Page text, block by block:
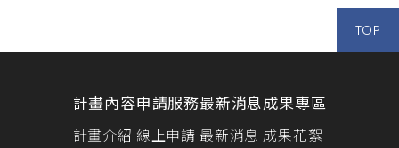
TOP
計畫內容
計畫介紹
申請服務
線上申請
最新消息
最新消息
成果專區
成果花絮